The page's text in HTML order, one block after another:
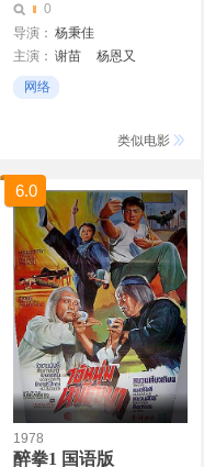
0
导演： 杨秉佳
主演： 谢苗
杨恩又
网络
类似电影
6.0
1978
醉拳1 国语版